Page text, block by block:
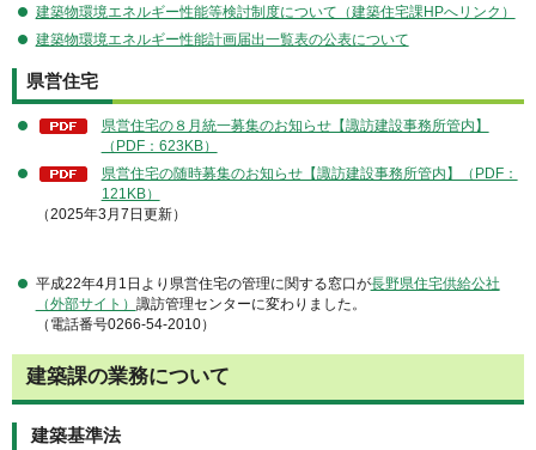
建築物環境エネルギー性能等検討制度について（建築住宅課HPへリンク）
建築物環境エネルギー性能計画届出一覧表の公表について
県営住宅
県営住宅の８月統一募集のお知らせ【諏訪建設事務所管内】
（PDF：623KB）
県営住宅の随時募集のお知らせ【諏訪建設事務所管内】（PDF：
121KB）
（2025年3月7日更新）
平成22年4月1日より県営住宅の管理に関する窓口が長野県住宅供給公社
（外部サイト） 諏訪管理センターに変わりました。
（電話番号0266-54-2010）
建築課の業務について
建築基準法